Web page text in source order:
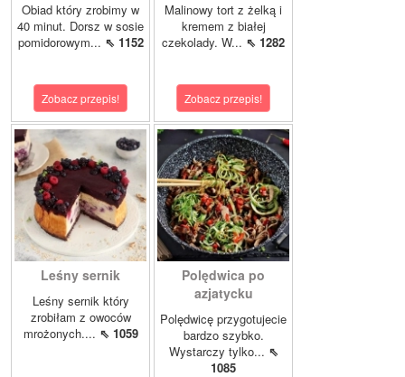
Obiad który zrobimy w
40 minut. Dorsz w sosie
pomidorowym... ⇖ 1152
Zobacz przepis!
Malinowy tort z żelką i
kremem z białej
czekolady. W... ⇖ 1282
Zobacz przepis!
Leśny sernik
Leśny sernik który
zrobiłam z owoców
mrożonych.... ⇖ 1059
Polędwica po
azjatycku
Polędwicę przygotujecie
bardzo szybko.
Wystarczy tylko... ⇖
1085